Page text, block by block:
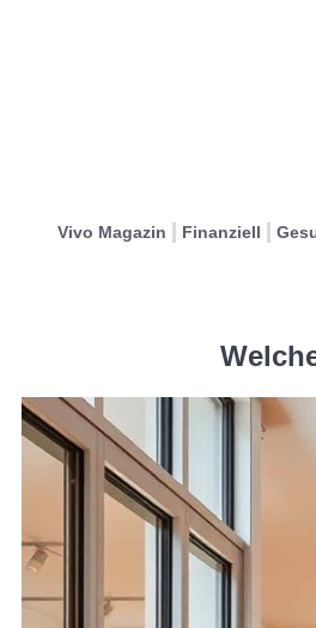
Vivo Magazin Finanziell